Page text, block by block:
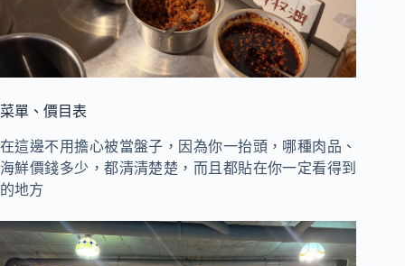
菜單、價目表
在這邊不用擔心被當盤子，因為你一抬頭，哪種肉品、
海鮮價錢多少，都清清楚楚，而且都貼在你一定看得到
的地方